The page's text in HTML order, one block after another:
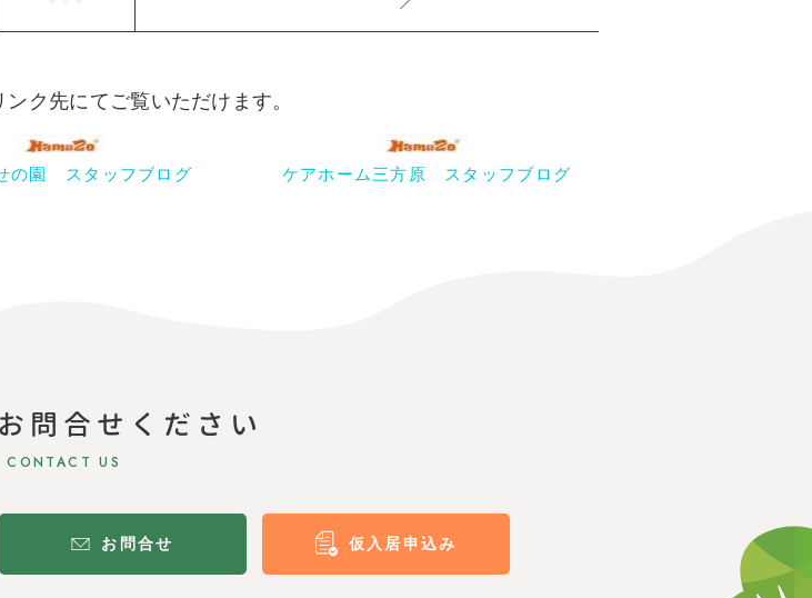
ク先にてご覧いただけます。
の園 スタッフブログ ケアホーム三方原 スタッフブログ
問合せください
CONTACT US
お問合せ 仮入居申込み